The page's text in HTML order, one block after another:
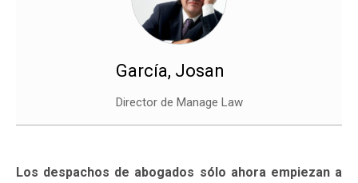
García, Josan
Director de Manage Law
Los despachos de abogados sólo ahora empiezan a